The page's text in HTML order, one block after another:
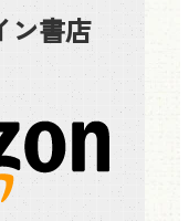
ン書店